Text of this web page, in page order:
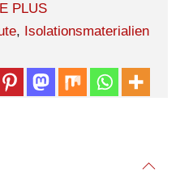
PLUS
, Isolationsmaterialien